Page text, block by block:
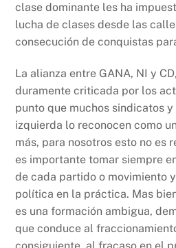
clase dominante les ha
lucha de clases desde las
consecución de conquistas
La alianza entre GANA, NI y
duramente criticada por los
punto que muchos sindicatos
izquierda lo reconocen como
más, para nosotros esto no es
es importante tomar siempre
de cada partido o movimiento
política en la práctica. Mas
es una formación ambigua,
que conduce al